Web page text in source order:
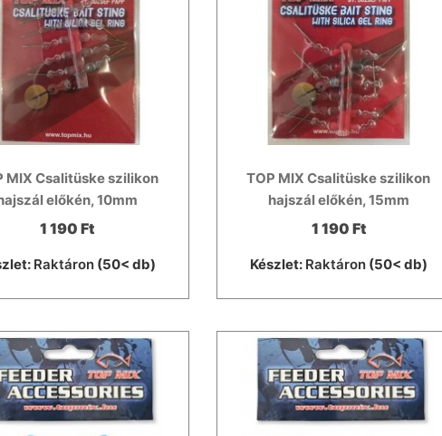
MIX Csalitüske szilikon
előkén, 10mm
1 190 Ft
Raktáron(50< db)
TOP MIX Csalitüske szilikon
hajszál előkén, 15mm
1 190 Ft
Készlet: Raktáron(50< db)